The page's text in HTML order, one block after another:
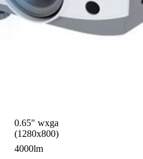
0.65" wxga
(1280x800)
4000lm